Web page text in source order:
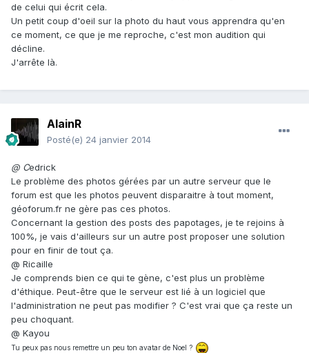
de celui qui écrit cela.
Un petit coup d'oeil sur la photo du haut vous apprendra qu'en
ce moment, ce que je me reproche, c'est mon audition qui
décline.
J'arrête là.
AlainR
Posté(e) 24 janvier 2014
@ Cedrick
Le problème des photos gérées par un autre serveur que le
forum est que les photos peuvent disparaitre à tout moment,
géoforum.fr ne gère pas ces photos.
Concernant la gestion des posts des papotages, je te rejoins à
100%, je vais d'ailleurs sur un autre post proposer une solution
pour en finir de tout ça.
@ Ricaille
Je comprends bien ce qui te gène, c'est plus un problème
d'éthique. Peut-être que le serveur est lié à un logiciel que
l'administration ne peut pas modifier ? C'est vrai que ça reste un
peu choquant.
@ Kayou
Tu peux pas nous remettre un peu ton avatar de Noel ?